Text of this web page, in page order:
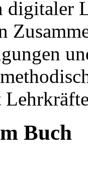
digitaler
Buch